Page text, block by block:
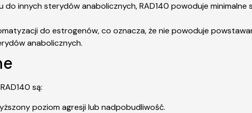
do innych sterydów anabolicznych, RAD140 powoduje
do estrogenów, co oznacza, że ​​nie powoduje
anabolicznych.
są:
poziom agresji lub nadpobudliwość.